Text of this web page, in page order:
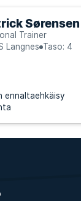
Sørensen
Trainer
Langnes Taso: 4
ennaltaehkäisy